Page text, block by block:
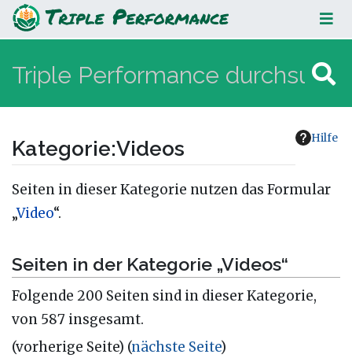
Videos
Hilfe
Kategorie:Videos
Wechseln zu:Navigation,Suche
Seiten in dieser Kategorie nutzen das Formular
„Video“.
Seiten in der Kategorie „Videos“
Folgende 200 Seiten sind in dieser Kategorie,
von 587 insgesamt.
(vorherige Seite) (nächste Seite)